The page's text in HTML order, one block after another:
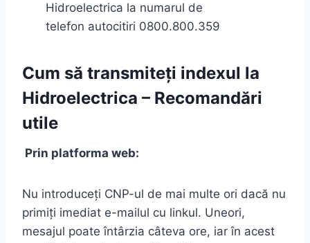
Hidroelectrica la numarul de
telefon autocitiri 0800.800.359
Cum să transmiteți indexul la
Hidroelectrica – Recomandări
utile
Prin platforma web:
Nu introduceți CNP-ul de mai multe ori dacă nu
primiți imediat e-mailul cu linkul. Uneori,
mesajul poate întârzia câteva ore, iar în acest